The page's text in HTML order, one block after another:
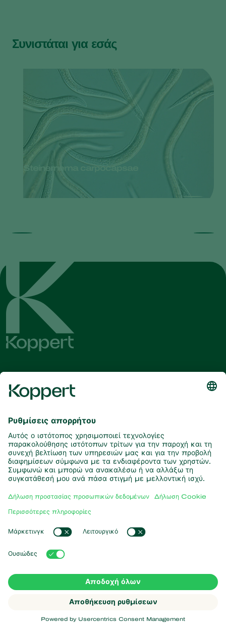
Συνιστάται για εσάς
Steinernema carpocapsae
Λάβετε τα τελευταία νέα και
Εγγραφή εδώ
Συνεργάτες με τη φύση
Αρπακτικά ακάρεα
Αρπακτικά έντομα
Ωφέλιμοι νηματώδεις
Ωφέλιμοι μικροοργανισμοί
Επικονίαση
Σχετικά με την Koppert
Νέα & Πληροφορίες
Δουλεύοντας για την Koppert
Επικοινωνία
Koppert Global
Koppert
Copyright
Διαχείριση cookies
Δήλωση Προστασίας Προσωπικών
Δήλωση Αποποίησης Ευθύνης
Δήλωση Cookie